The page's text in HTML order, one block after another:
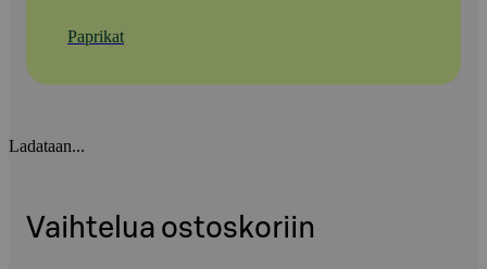
Paprikat
Ladataan...
Vaihtelua ostoskoriin